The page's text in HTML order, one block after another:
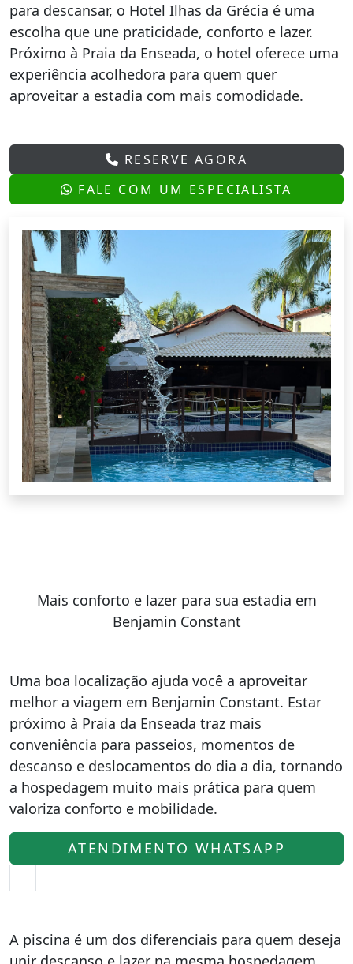
para descansar, o Hotel Ilhas da Grécia é uma
escolha que une praticidade, conforto e lazer.
Próximo à Praia da Enseada, o hotel oferece uma
experiência acolhedora para quem quer
aproveitar a estadia com mais comodidade.
RESERVE AGORA
FALE COM UM ESPECIALISTA
Mais conforto e lazer para sua estadia em
Benjamin Constant
Uma boa localização ajuda você a aproveitar
melhor a viagem em Benjamin Constant. Estar
próximo à Praia da Enseada traz mais
conveniência para passeios, momentos de
descanso e deslocamentos do dia a dia, tornando
a hospedagem muito mais prática para quem
valoriza conforto e mobilidade.
ATENDIMENTO WHATSAPP
A piscina é um dos diferenciais para quem deseja